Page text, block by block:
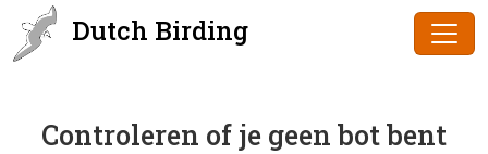
Dutch Birding
Controleren of je geen bot bent